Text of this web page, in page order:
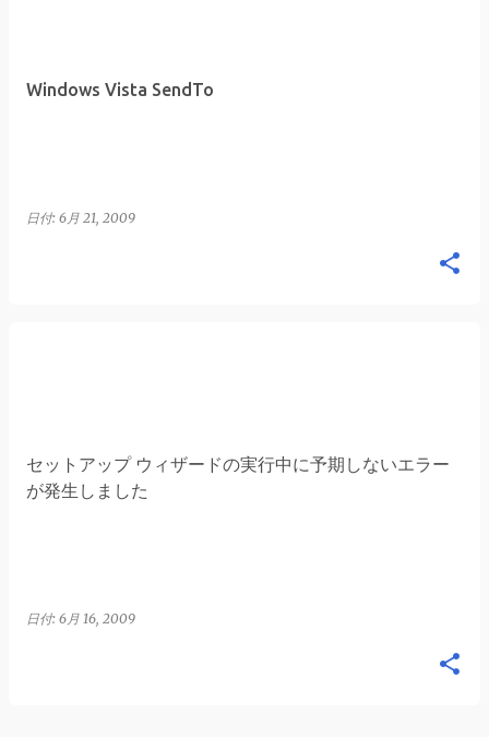
Windows Vista SendTo
日付: 6月 21, 2009
セットアップ ウィザードの実行中に予期しないエラー
が発生しました
日付: 6月 16, 2009